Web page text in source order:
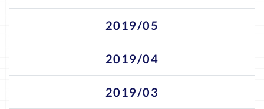
2019/05
2019/04
2019/03